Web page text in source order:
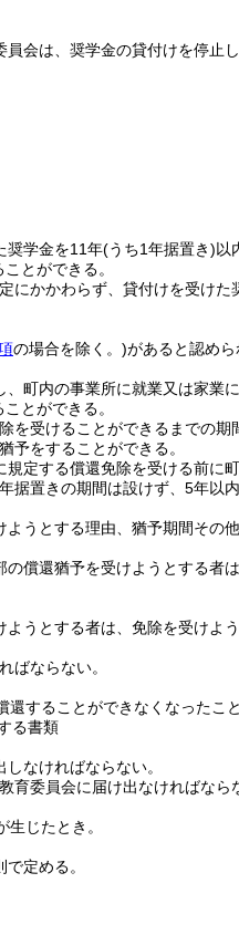
会は、奨学金の貸付けを停止
奨学金を11年(うち1年据置き)以
とができる。
にかかわらず、貸付けを受けた
の場合を除く。)があると認め
町内の事業所に就業又は家業
とができる。
を受けることができるまでの
予をすることができる。
規定する償還免除を受ける前に
据置きの期間は設けず、5年以
うとする理由、猶予期間その
償還猶予を受けようとする者は
うとする者は、免除を受けよ
ばならない。
することができなくなったこ
る書類
なければならない。
育委員会に届け出なければなら
じたとき。
定める。